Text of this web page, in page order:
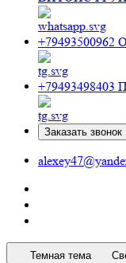
+79493500962
+79493498403
Заказать звонок
Темная тема